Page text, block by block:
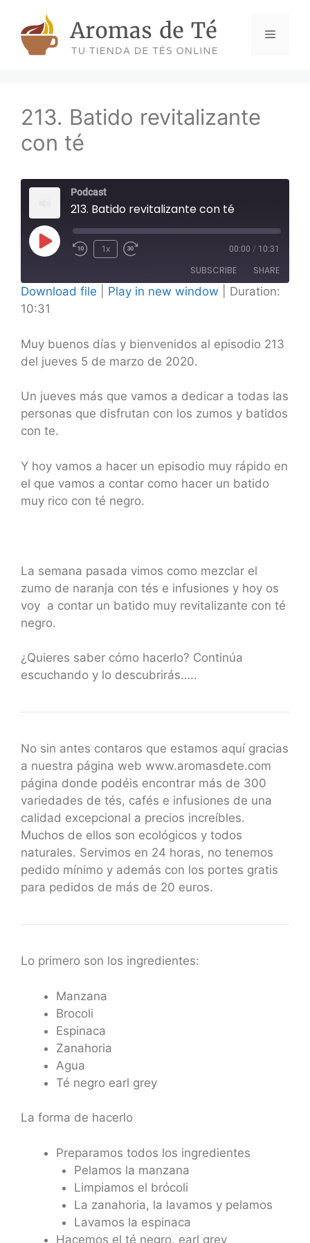
content
Menu
213. Batido revitalizante
con té
Podcast
213. Batido revitalizante con té
Play
1x 00:00 / 10:31
SUBSCRIBE SHARE
SHARE
LINK
EMBED
Download file Play in new window
Duration:
10:31
Muy buenos días y bienvenidos al episodio 213
del jueves 5 de marzo de 2020.
Un jueves más que vamos a dedicar a todas las
personas que disfrutan con los zumos y batidos
con te.
Y hoy vamos a hacer un episodio muy rápido en
el que vamos a contar como hacer un batido
muy rico con té negro.
La semana pasada vimos como mezclar el
zumo de naranja con tés e infusiones y hoy os
voy a contar un batido muy revitalizante con té
negro.
¿Quieres saber cómo hacerlo? Continúa
escuchando y lo descubrirás…..
No sin antes contaros que estamos aquí gracias
a nuestra página web www.aromasdete.com
página donde podéis encontrar más de 300
variedades de tés, cafés e infusiones de una
calidad excepcional a precios increíbles.
Muchos de ellos son ecológicos y todos
naturales. Servimos en 24 horas, no tenemos
pedido mínimo y además con los portes gratis
para pedidos de más de 20 euros.
Lo primero son los ingredientes:
Manzana
Brocoli
Espinaca
Zanahoria
Agua
Té negro earl grey
La forma de hacerlo
Preparamos todos los ingredientes
Pelamos la manzana
Limpiamos el brócoli
La zanahoria, la lavamos y pelamos
Lavamos la espinaca
Hacemos el té negro, earl grey